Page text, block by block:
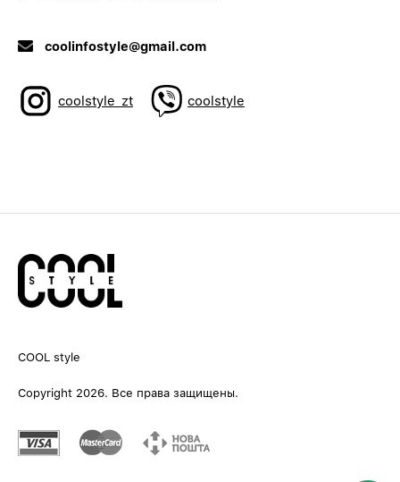
coolinfostyle@gmail.com
coolstyle_zt coolstyle
COOL style
Copyright 2026. Все права защищены.